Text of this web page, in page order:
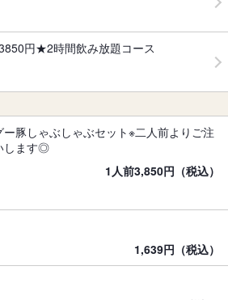
円★2時間飲み放題コース
ー豚しゃぶしゃぶセット※二人前よりご注
します◎
1人前3,850円（税込）
1,639円（税込）